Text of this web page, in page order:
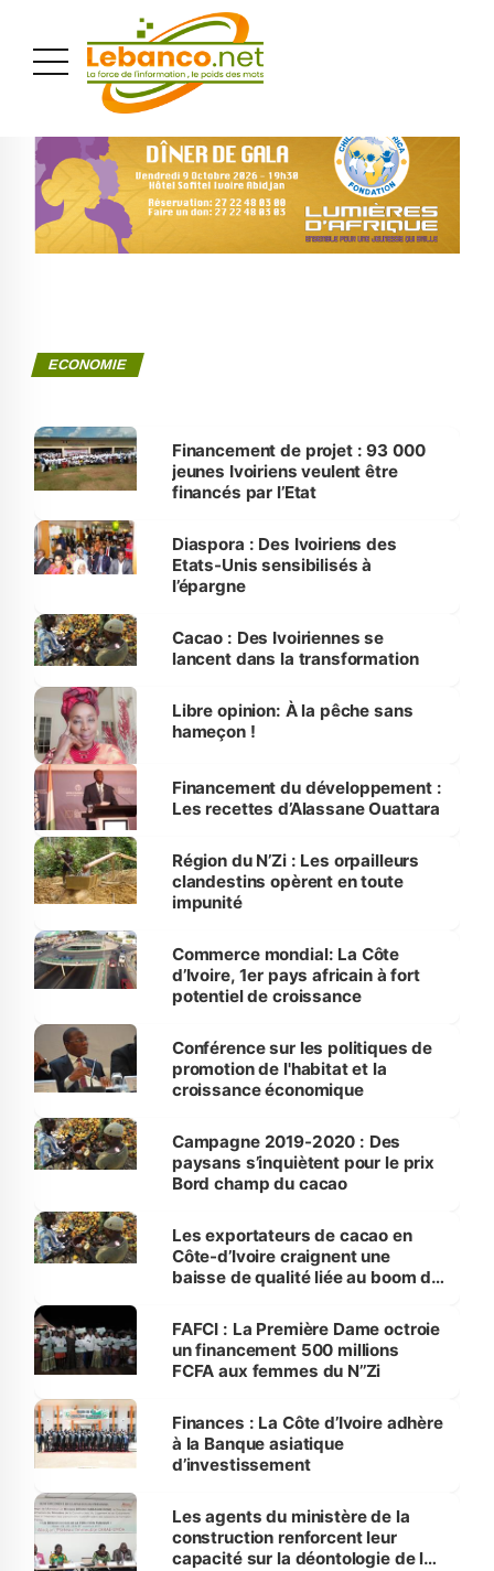
ECONOMIE
Financement de projet : 93 000
jeunes Ivoiriens veulent être
financés par l’Etat
Diaspora : Des Ivoiriens des
Etats-Unis sensibilisés à
l’épargne
Cacao : Des Ivoiriennes se
lancent dans la transformation
Libre opinion: À la pêche sans
hameçon !
Financement du développement :
Les recettes d’Alassane Ouattara
Région du N’Zi : Les orpailleurs
clandestins opèrent en toute
impunité
Commerce mondial: La Côte
d’Ivoire, 1er pays africain à fort
potentiel de croissance
Conférence sur les politiques de
promotion de l'habitat et la
croissance économique
Campagne 2019-2020 : Des
paysans s’inquiètent pour le prix
Bord champ du cacao
Les exportateurs de cacao en
Côte-d’Ivoire craignent une
baisse de qualité liée au boom du
FAFCI : La Première Dame octroie
un financement 500 millions
FCFA aux femmes du N’’Zi
Finances : La Côte d’Ivoire adhère
à la Banque asiatique
d’investissement
Les agents du ministère de la
construction renforcent leur
capacité sur la déontologie de la